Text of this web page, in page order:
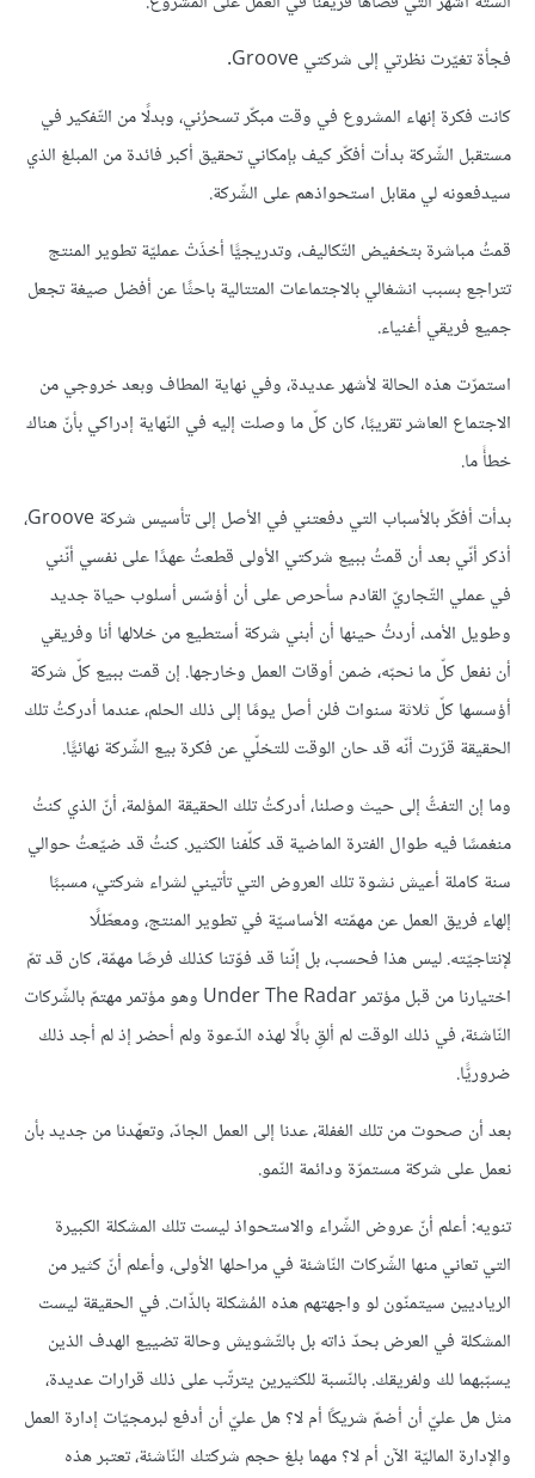
فجأة تغيّرت نظرتي إلى شركتي Groove.
كانت فكرة إنهاء المشروع في وقت مبكّر تسحرُني، وبدلًا من التّفكير في
مستقبل الشّركة بدأت أفكّر كيف بإمكاني تحقيق أكبر فائدة من المبلغ الذي
سيدفعونه لي مقابل استحواذهم على الشّركة.
قمتُ مباشرة بتخفيض التّكاليف، وتدريجيًّا أخذَتْ عمليّة تطوير المنتج
تتراجع بسبب انشغالي بالاجتماعات المتتالية باحثًا عن أفضل صيغة تجعل
جميع فريقي أغنياء.
استمرّت هذه الحالة لأشهر عديدة، وفي نهاية المطاف وبعد خروجي من
الاجتماع العاشر تقريبًا، كان كلّ ما وصلت إليه في النّهاية إدراكي بأنّ هناك
خطأً ما.
بدأت أفكّر بالأسباب التي دفعتني في الأصل إلى تأسيس شركة Groove،
أذكر أنّي بعد أن قمتُ ببيع شركتي الأولى قطعتُ عهدًا على نفسي أنّني
في عملي التّجاريّ القادم سأحرص على أن أؤسّس أسلوب حياة جديد
وطويل الأمد، أردتُ حينها أن أبني شركة أستطيع من خلالها أنا وفريقي
أن نفعل كلّ ما نحبّه، ضمن أوقات العمل وخارجها. إن قمت ببيع كلّ شركة
أؤسسها كلّ ثلاثة سنوات فلن أصل يومًا إلى ذلك الحلم، عندما أدركتُ تلك
الحقيقة قرّرت أنّه قد حان الوقت للتخلّي عن فكرة بيع الشّركة نهائيًّا.
وما إن التفتُّ إلى حيث وصلنا، أدركتُ تلك الحقيقة المؤلمة، أنّ الذي كنتُ
منغمسًا فيه طوال الفترة الماضية قد كلّفنا الكثير. كنتُ قد ضيّعتُ حوالي
سنة كاملة أعيش نشوة تلك العروض التي تأتيني لشراء شركتي، مسببًا
إلهاء فريق العمل عن مهمّته الأساسيّة في تطوير المنتج، ومعطّلًا
لإنتاجيّته. ليس هذا فحسب، بل إنّنا قد فوّتنا كذلك فرصًا مهمّة، كان قد تمّ
اختيارنا من قبل مؤتمر Under The Radar وهو مؤتمر مهتمّ بالشّركات
النّاشئة، في ذلك الوقت لم ألقِ بالًا لهذه الدّعوة ولم أحضر إذ لم أجد ذلك
ضروريًّا.
بعد أن صحوت من تلك الغفلة، عدنا إلى العمل الجادّ، وتعهّدنا من جديد بأن
نعمل على شركة مستمرّة ودائمة النّمو.
تنويه: أعلم أنّ عروض الشّراء والاستحواذ ليست تلك المشكلة الكبيرة
التي تعاني منها الشّركات النّاشئة في مراحلها الأولى، وأعلم أنّ كثير من
الرياديين سيتمنّون لو واجهتهم هذه المُشكلة بالذّات. في الحقيقة ليست
المشكلة في العرض بحدّ ذاته بل بالتّشويش وحالة تضييع الهدف الذين
يسبّبهما لك ولفريقك. بالنّسبة للكثيرين يترتّب على ذلك قرارات عديدة،
مثل هل عليّ أن أضمّ شريكًا أم لا؟ هل عليّ أن أدفع لبرمجيّات إدارة العمل
والإدارة الماليّة الآن أم لا؟ مهما بلغ حجم شركتك النّاشئة، تعتبر هذه